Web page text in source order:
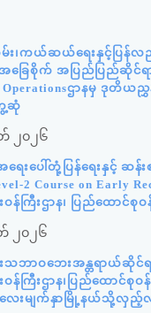
၊ကယ်ဆယ်ရေးနှင့်ပြန်လည်န
အခြေစိုက် အပြည်ပြည်ဆိုင်ရာ
ဌာနမှ ဒုတိယညွှ
ဆုံ
၂၀၂၆
းပေါ်တုံ့ပြန်ရေးနှင့် ဆန်
2 Course on
းဝန်ကြီးဌာန၊ ပြည်ထော
၂၀၂၆
သဘာဝဘေးအန္တရာယ်ဆိုင်
းဝန်ကြီးဌာန၊ပြည်ထောင်
ေးမျက်နှာမြို့နယ်သို့လှည့်လ